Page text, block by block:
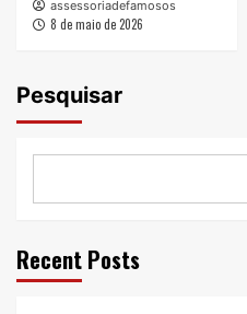
assessoriadefamosos
8 de maio de 2026
Pesquisar
Recent Posts